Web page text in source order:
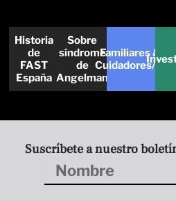
Historia
de
FAST
España
Sobre
síndrome
de
Angelman
Familiares &
Cuidadores/as
Suscríbete a nuestro
Nombre